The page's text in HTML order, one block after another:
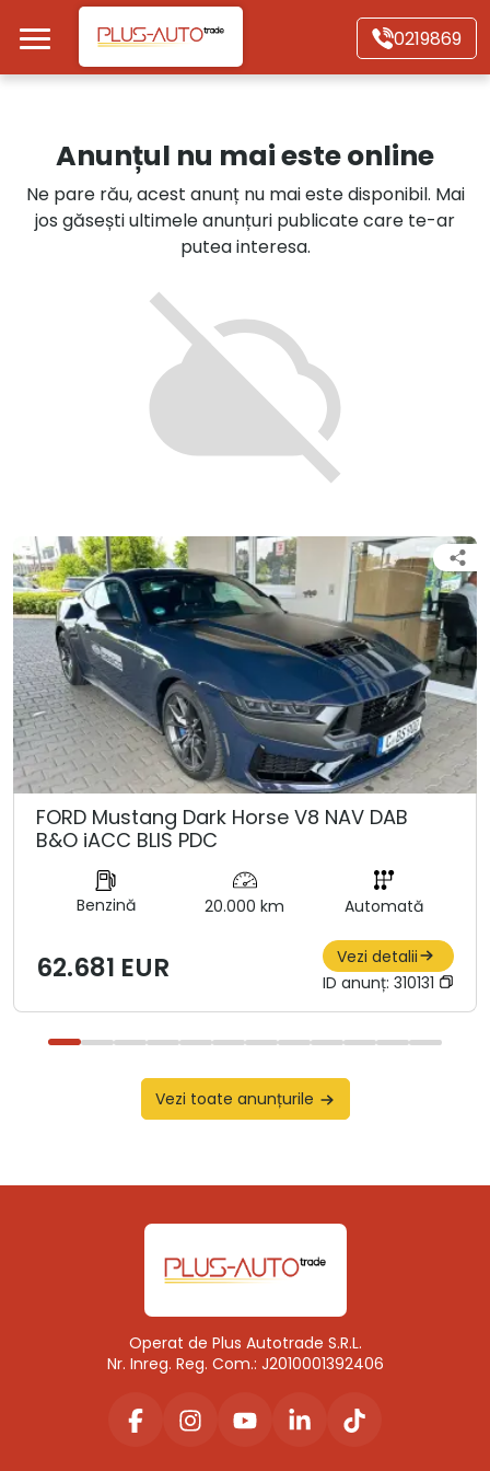
Mergi direct la conținutul principal
0219869
Autoturisme
Motociclete
Autoutilitare
Alte tipuri vehicule
Anunțul nu mai este online
Ne pare rău, acest anunț nu mai este disponibil. Mai
jos găsești ultimele anunțuri publicate care te-ar
putea interesa.
FORD Mustang Dark Horse V8 NAV DAB
B&O iACC BLIS PDC
Benzină 20.000 km Automată
62.681 EUR
Vezi detalii
ID anunț: 310131
Vezi toate anunțurile
Operat de Plus Autotrade S.R.L.
Nr. Inreg. Reg. Com.: J2010001392406